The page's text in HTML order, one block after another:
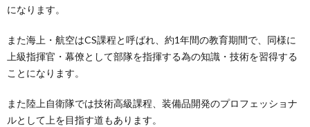
になります。
また海上・航空はCS課程と呼ばれ、約1年間の教育期間で、同様に
上級指揮官・幕僚として部隊を指揮する為の知識・技術を習得する
ことになります。
また陸上自衛隊では技術高級課程、装備品開発のプロフェッショナ
ルとして上を目指す道もあります。